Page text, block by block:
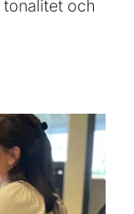
och